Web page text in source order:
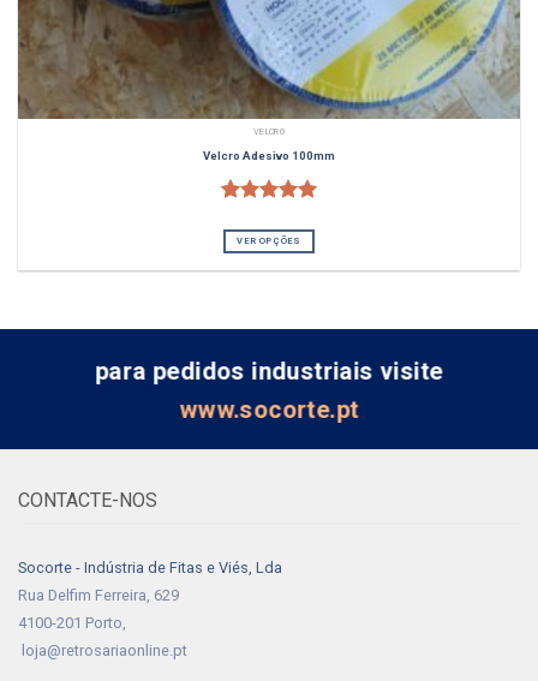
VELCRO
Velcro Adesivo 100mm
com5.00
em 5 com
base em
VER OPÇÕES
para pedidos industriais visite
www.socorte.pt
CONTACTE-NOS
Socorte - Indústria de Fitas e Viés, Lda
Rua Delfim Ferreira, 629
4100-201 Porto,
loja@retrosariaonline.pt